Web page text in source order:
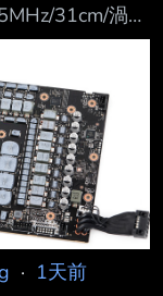
31cm/渦流
33cm/渦
AORUS
33cm/渦流
· 1天前